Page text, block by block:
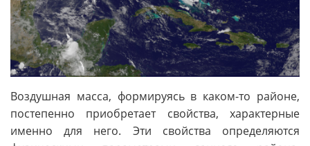
Воздушная масса, формируясь в каком-то районе,
постепенно приобретает свойства, характерные
именно для него. Эти свойства определяются